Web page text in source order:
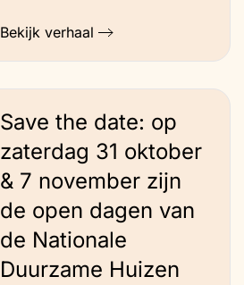
Bekijk verhaal
Save the date: op
zaterdag 31 oktober
& 7 november zijn
de open dagen van
de Nationale
Duurzame Huizen